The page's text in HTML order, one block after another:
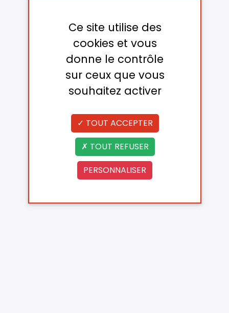
Ce site utilise des
cookies et vous
donne le contrôle
sur ceux que vous
souhaitez activer
TOUT ACCEPTER
TOUT REFUSER
PERSONNALISER